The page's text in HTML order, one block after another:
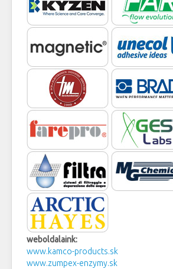
weboldalaink:
www.kamco-products.sk
www.zumpex-enzymy.sk